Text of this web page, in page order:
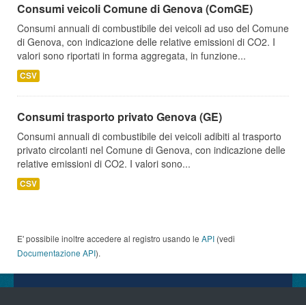
Consumi veicoli Comune di Genova (ComGE)
Consumi annuali di combustibile dei veicoli ad uso del Comune
di Genova, con indicazione delle relative emissioni di CO2. I
valori sono riportati in forma aggregata, in funzione...
CSV
Consumi trasporto privato Genova (GE)
Consumi annuali di combustibile dei veicoli adibiti al trasporto
privato circolanti nel Comune di Genova, con indicazione delle
relative emissioni di CO2. I valori sono...
CSV
E' possibile inoltre accedere al registro usando le API (vedi
Documentazione API).